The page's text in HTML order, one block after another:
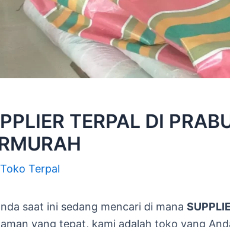
TERPAL DI
Toko Terpal
saat ini sedang mencari di mana
yang tepat, kami adalah toko yang